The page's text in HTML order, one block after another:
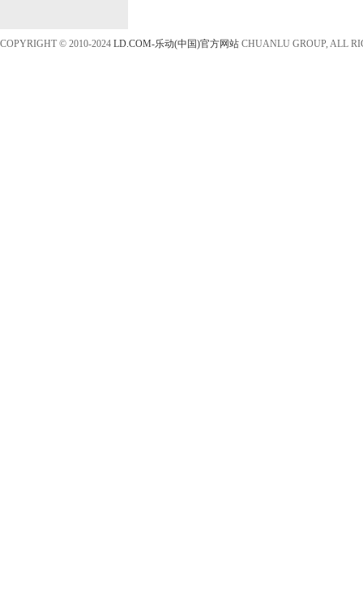
COPYRIGHT © 2010-2024 LD.COM-乐动(中国)官方网站 CHUANLU GROUP, ALL